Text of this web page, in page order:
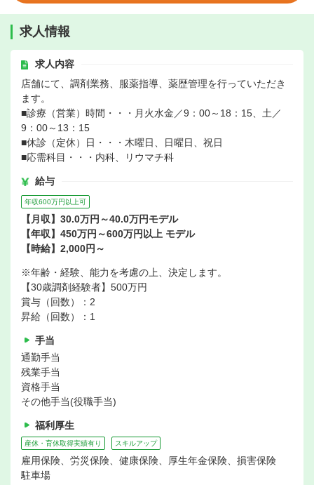
求人情報
求人内容
店舗にて、調剤業務、服薬指導、薬歴管理を行っていただき
ます。
■診療（営業）時間・・・月火水金／9：00～18：15、土／
9：00～13：15
■休診（定休）日・・・木曜日、日曜日、祝日
■応需科目・・・内科、リウマチ科
給与
年収600万円以上可
【月収】30.0万円～40.0万円モデル
【年収】450万円～600万円以上 モデル
【時給】2,000円～
※年齢・経験、能力を考慮の上、決定します。
【30歳調剤経験者】500万円
賞与（回数）：2
昇給（回数）：1
手当
通勤手当
残業手当
資格手当
その他手当(役職手当)
福利厚生
産休・育休取得実績有り スキルアップ
雇用保険、労災保険、健康保険、厚生年金保険、損害保険
駐車場